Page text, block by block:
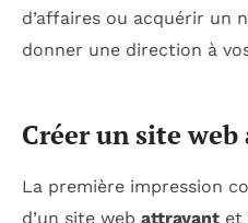
d’affaires ou acquérir un
donner une direction à
Créer un site
La première impression
d’un site web attrayant et